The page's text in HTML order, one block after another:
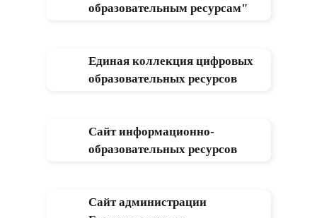
образовательным ресурсам"
Единая коллекция цифровых
образовательных ресурсов
Сайт информационно-
образовательных ресурсов
Сайт администрации